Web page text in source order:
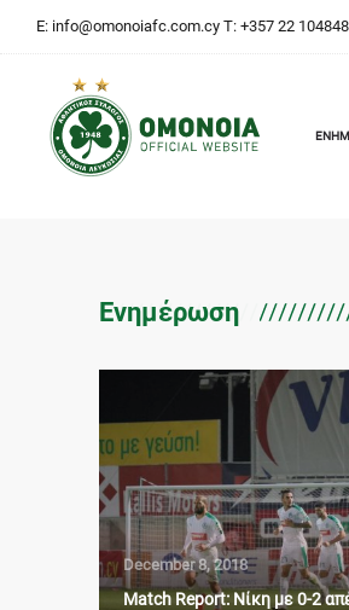
E: info@omonoiafc.com.cy T: +357 22
Ενημέρωση
December 8, 2018
Match Report: Νίκη με 0-2